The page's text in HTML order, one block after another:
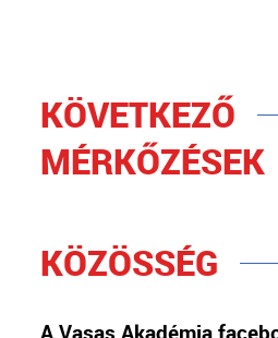
KÖVETKEZŐ
MÉRKŐZÉSEK
KÖZÖSSÉG
A Vasas Akadémia